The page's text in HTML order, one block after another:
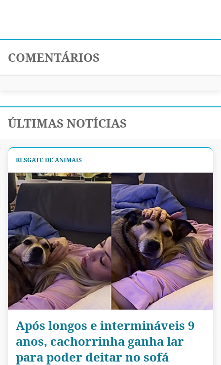
COMENTÁRIOS
ÚLTIMAS NOTÍCIAS
RESGATE DE ANIMAIS
Após longos e intermináveis 9
anos, cachorrinha ganha lar
para poder deitar no sofá